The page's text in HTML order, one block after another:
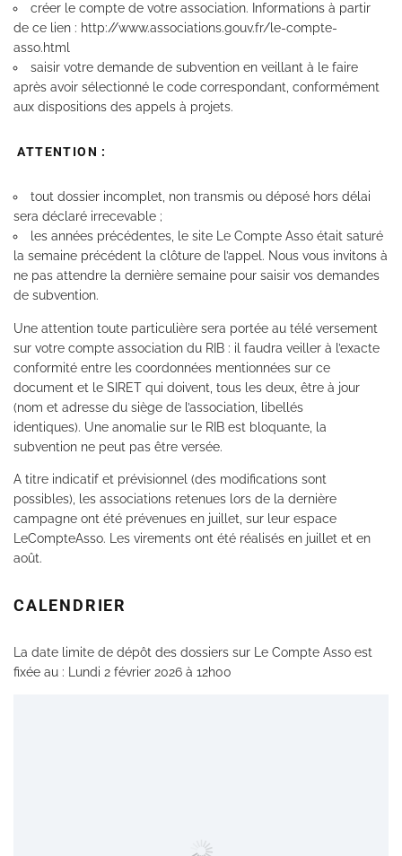
créer le compte de votre association. Informations à partir
de ce lien : http://www.associations.gouv.fr/le-compte-
asso.html
saisir votre demande de subvention en veillant à le faire
après avoir sélectionné le code correspondant, conformément
aux dispositions des appels à projets.
ATTENTION :
tout dossier incomplet, non transmis ou déposé hors délai
sera déclaré irrecevable ;
les années précédentes, le site Le Compte Asso était saturé
la semaine précédent la clôture de l’appel. Nous vous invitons à
ne pas attendre la dernière semaine pour saisir vos demandes
de subvention.
Une attention toute particulière sera portée au télé versement
sur votre compte association du RIB : il faudra veiller à l’exacte
conformité entre les coordonnées mentionnées sur ce
document et le SIRET qui doivent, tous les deux, être à jour
(nom et adresse du siège de l’association, libellés
identiques). Une anomalie sur le RIB est bloquante, la
subvention ne peut pas être versée.
A titre indicatif et prévisionnel (des modifications sont
possibles), les associations retenues lors de la dernière
campagne ont été prévenues en juillet, sur leur espace
LeCompteAsso. Les virements ont été réalisés en juillet et en
août.
CALENDRIER
La date limite de dépôt des dossiers sur Le Compte Asso est
fixée au : Lundi 2 février 2026 à 12h00